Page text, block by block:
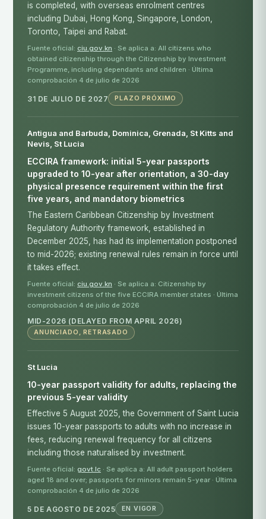
is completed, with overseas enrolment centres
including Dubai, Hong Kong, Singapore, London,
Toronto, Taipei and Rabat.
Fuente oficial: ciu.gov.kn · Se aplica a: All citizens who
obtained citizenship through the Citizenship by Investment
Programme, including dependants and children · Última
comprobación 4 de julio de 2026
31 DE JULIO DE 2027 PLAZO PRÓXIMO
Antigua and Barbuda, Dominica, Grenada, St Kitts and
Nevis, St Lucia
ECCIRA framework: initial 5-year passports
upgraded to 10-year after orientation, a 30-day
physical presence requirement within the first
five years, and mandatory biometrics
The Eastern Caribbean Citizenship by Investment
Regulatory Authority framework, established in
December 2025, has had its implementation postponed
to mid-2026; existing renewal rules remain in force until
it takes effect.
Fuente oficial: ciu.gov.kn · Se aplica a: Citizenship by
investment citizens of the five ECCIRA member states · Última
comprobación 4 de julio de 2026
MID-2026 (DELAYED FROM APRIL 2026)
ANUNCIADO, RETRASADO
St Lucia
10-year passport validity for adults, replacing the
previous 5-year validity
Effective 5 August 2025, the Government of Saint Lucia
issues 10-year passports to adults with no increase in
fees, reducing renewal frequency for all citizens
including those naturalised by investment.
Fuente oficial: govt.lc · Se aplica a: All adult passport holders
aged 18 and over; passports for minors remain 5-year · Última
comprobación 4 de julio de 2026
5 DE AGOSTO DE 2025 EN VIGOR